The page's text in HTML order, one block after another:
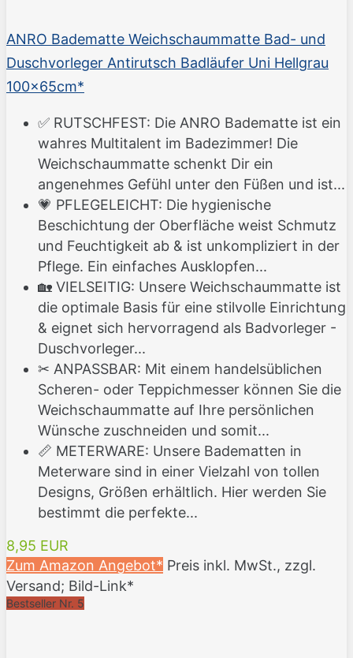
ANRO Badematte Weichschaummatte Bad- und
Duschvorleger Antirutsch Badläufer Uni Hellgrau
100x65cm*
✅ RUTSCHFEST: Die ANRO Badematte ist ein
wahres Multitalent im Badezimmer! Die
Weichschaummatte schenkt Dir ein
angenehmes Gefühl unter den Füßen und ist...
💗 PFLEGELEICHT: Die hygienische
Beschichtung der Oberfläche weist Schmutz
und Feuchtigkeit ab & ist unkompliziert in der
Pflege. Ein einfaches Ausklopfen...
🏡 VIELSEITIG: Unsere Weichschaummatte ist
die optimale Basis für eine stilvolle Einrichtung
& eignet sich hervorragend als Badvorleger -
Duschvorleger...
✂ ANPASSBAR: Mit einem handelsüblichen
Scheren- oder Teppichmesser können Sie die
Weichschaummatte auf Ihre persönlichen
Wünsche zuschneiden und somit...
📏 METERWARE: Unsere Badematten in
Meterware sind in einer Vielzahl von tollen
Designs, Größen erhältlich. Hier werden Sie
bestimmt die perfekte...
8,95 EUR
Zum Amazon Angebot* Preis inkl. MwSt., zzgl.
Versand; Bild-Link*
Bestseller Nr. 5